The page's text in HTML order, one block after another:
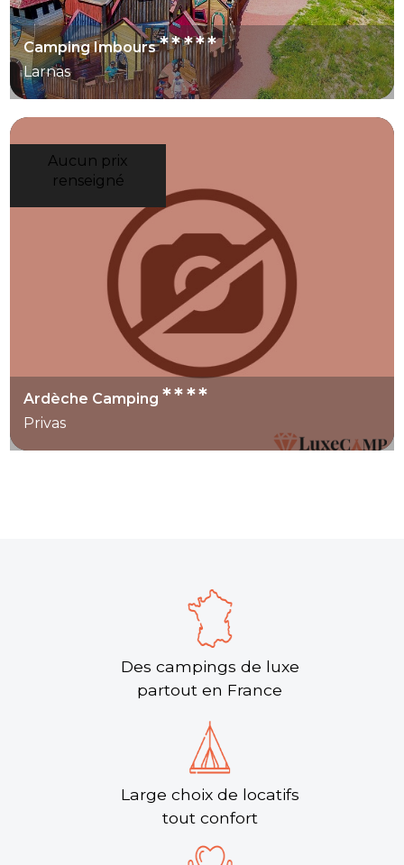
Camping Imbours*****
Larnas
Aucun prix
renseigné
Ardèche Camping****
Privas
Des campings de luxe
partout en France
Large choix de locatifs
tout confort